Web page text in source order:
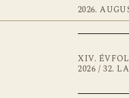
2026.
XIV.
2026 / 32.